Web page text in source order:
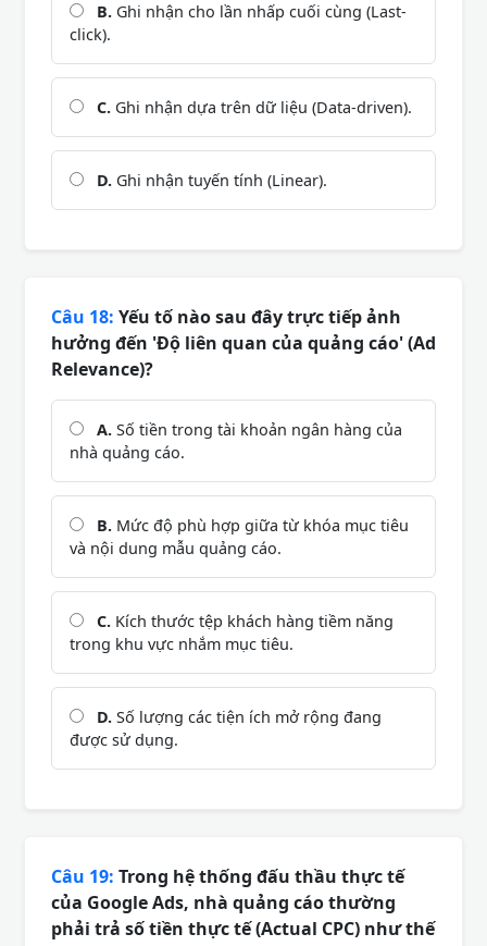
B. Ghi nhận cho lần nhấp cuối cùng (Last-
click).
C. Ghi nhận dựa trên dữ liệu (Data-driven).
D. Ghi nhận tuyến tính (Linear).
Câu 18: Yếu tố nào sau đây trực tiếp ảnh
hưởng đến 'Độ liên quan của quảng cáo' (Ad
Relevance)?
A. Số tiền trong tài khoản ngân hàng của
nhà quảng cáo.
B. Mức độ phù hợp giữa từ khóa mục tiêu
và nội dung mẫu quảng cáo.
C. Kích thước tệp khách hàng tiềm năng
trong khu vực nhắm mục tiêu.
D. Số lượng các tiện ích mở rộng đang
được sử dụng.
Câu 19: Trong hệ thống đấu thầu thực tế
của Google Ads, nhà quảng cáo thường
phải trả số tiền thực tế (Actual CPC) như thế